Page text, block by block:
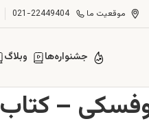
موقعیت ما 021-22449404
جشنواره‌ها وبلاگ
– کتاب